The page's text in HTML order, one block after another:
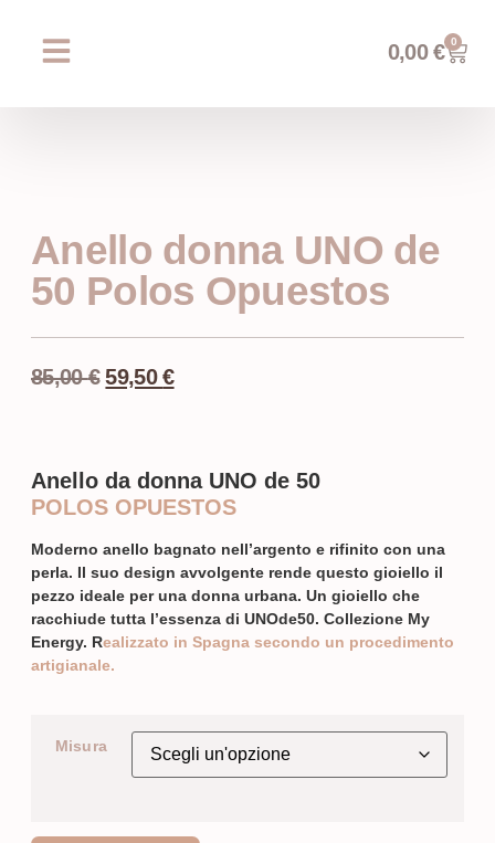
0,00€ 0
Anello donna UNO de
50 Polos Opuestos
85,00€ 59,50€
Anello da donna UNO de 50
POLOS OPUESTOS
Moderno anello bagnato nell’argento e rifinito con una
perla. Il suo design avvolgente rende questo gioiello il
pezzo ideale per una donna urbana. Un gioiello che
racchiude tutta l’essenza di UNOde50. Collezione My
Energy. Realizzato in Spagna secondo un procedimento
artigianale.
Misura